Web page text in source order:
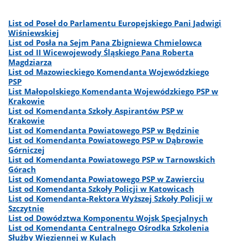
List od Poseł do Parlamentu Europejskiego Pani Jadwigi
Wiśniewskiej
List od Posła na Sejm Pana Zbigniewa Chmielowca
List od II Wicewojewody Śląskiego Pana Roberta
Magdziarza
List od Mazowieckiego Komendanta Wojewódzkiego
PSP
List Małopolskiego Komendanta Wojewódzkiego PSP w
Krakowie
List od Komendanta Szkoły Aspirantów PSP w
Krakowie
List od Komendanta Powiatowego PSP w Będzinie
List od Komendanta Powiatowego PSP w Dąbrowie
Górniczej
List od Komendanta Powiatowego PSP w Tarnowskich
Górach
List od Komendanta Powiatowego PSP w Zawierciu
List od Komendanta Szkoły Policji w Katowicach
List od Komendanta-Rektora Wyższej Szkoły Policji w
Szczytnie
List od Dowództwa Komponentu Wojsk Specjalnych
List od Komendanta Centralnego Ośrodka Szkolenia
Służby Więziennej w Kulach